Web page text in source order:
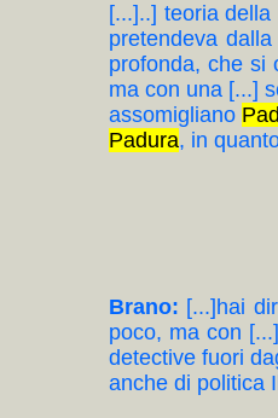
[...]..] teoria
pretendeva
profonda, che si
ma con una [...]
assomigliano
Padura, in
Brano: [...]hai
poco, ma con
detective fuori
anche di politica